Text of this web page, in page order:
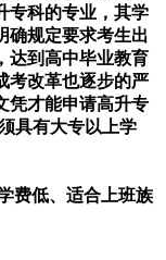
专科的专业，其学
确规定要求考生出
达到高中毕业教育
考改革也逐步的严
凭才能申请高升专
具有大专以上学
费低、适合上班族